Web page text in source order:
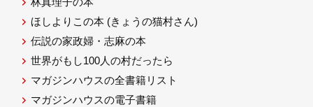
ほしよりこの本 (きょうの猫村さん)
伝説の家政婦・志麻の本
世界がもし100人の村だったら
マガジンハウスの全書籍リスト
マガジンハウスの電子書籍